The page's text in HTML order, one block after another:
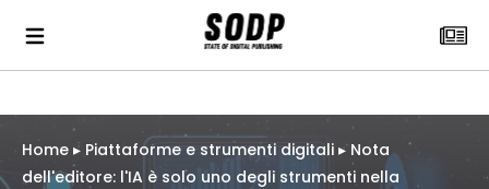
Home ▸ Piattaforme e strumenti digitali ▸Nota
dell'editore: l'IA è solo uno degli strumenti nella